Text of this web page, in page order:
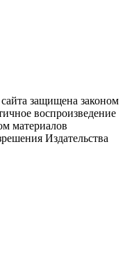
защищена законом
воспроизведение
материалов
Издательства